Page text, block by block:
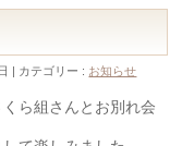
カテゴリー : お知らせ
ら組さんとお別れ会